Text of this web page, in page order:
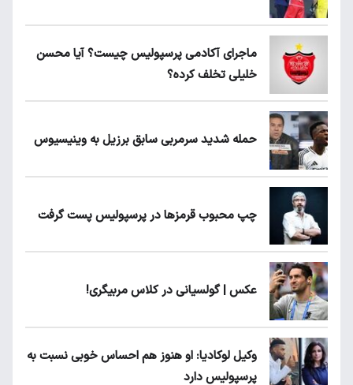
ماجرای آکادمی پرسپولیس چیست؟ آیا محسن
خلیلی تخلف کرده؟
حمله شدید سرمربی سابق برزیل به وینیسیوس
چپ محبوب قرمزها در پرسپولیس پست گرفت
عکس | گولسیانی در کلاس مربیگری!
وکیل لوکادیا: او هنوز هم احساس خوبی نسبت به
پرسپولیس دارد